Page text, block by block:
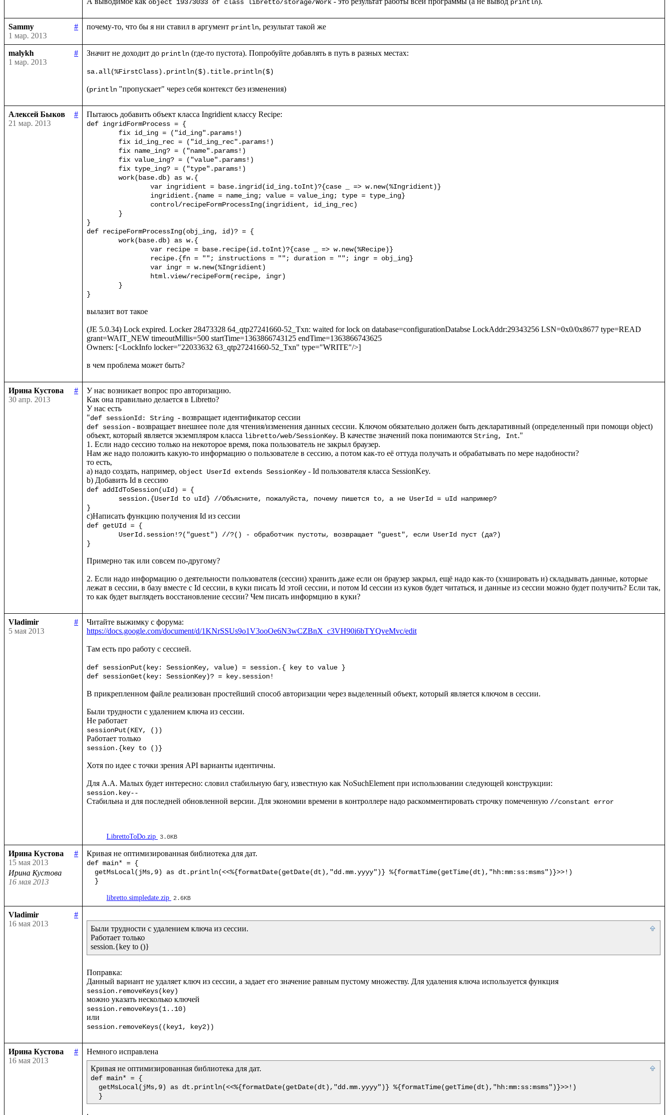
object 19373033 of class libretto/storage/Work println
Sammy
#
1 мар. 2013
почему-то, что бы я ни ставил в аргумент println
malykh
#
1 мар. 2013
Значит не доходит до println (где-то пустота). Попробуйте добавлять в путь в разных местах:
sa.all(%FirstClass).println($).title.println($)
(println
Алексей Быков
#
21 мар. 2013
def ingridFormProcess = {
}
def recipeFormProcessIng(obj_ing, id)? = {
вылазит вот такое
(JE 5.0.34) Lock expired. Locker 28473328 64_qtp27241660-52_Txn: waited for lock on database=configurationDatabse LockAddr:29343256 LSN=0x0/0x8677 type=READ
grant=WAIT_NEW timeoutMillis=500 startTime=1363866743125 endTime=1363866743625
Owners: [<LockInfo locker="22033632 63_qtp27241660-52_Txn" type="WRITE"/>]
Ирина Кустова
#
30 апр. 2013
У нас возникает вопрос про авторизацию.
Как она правильно делается в Libretto?
У нас есть
"def sessionId: String
def session - возвращает внешнее поле для чтения/изменения данных сессии. Ключом обязательно должен быть декларативный (определенный при помощи object)
объект, который является экземпляром класса libretto/web/SessionKey. В качестве значений пока понимаются String, Int."
1. Если надо сессию только на некоторое время, пока пользователь не закрыл браузер.
Нам же надо положить какую-то информацию о пользователе в сессию, а потом как-то её оттуда получать и обрабатывать по мере надобности?
то есть,
a) надо создать, например, object UserId extends SessionKey - Id пользователя класса SessionKey.
def addIdToSession(uId) = {
	session.{UserId to uId} //Объясните, пожалуйста, почему пишется
to, а не UserId = uId например?
}
def getUId = {
}
Примерно так или совсем по-другому?
2. Если надо информацию о деятельности пользователя (сессии) хранить даже если он браузер закрыл, ещё надо как-то (хэшировать и) складывать данные, которые
лежат в сессии, в базу вместе с Id сессии, в куки писать Id этой сессии, и потом Id сессии из куков будет читаться, и данные из сессии можно будет получить? Если так,
Vladimir
#
5 мая 2013
https://docs.google.com/document/d/1KNrSSUs9o1V3ooOe6N3wCZBnX_c3VH90i6bTYQveMvc/edit
Там есть про работу с сессией.
def sessionPut(key: SessionKey, value) = session.{ key to value }
def sessionGet(key: SessionKey)? = key.session!
В прикрепленном файле реализован простейший способ авторизации через выделенный объект, который является ключом в сессии.
Были трудности с удалением ключа из сессии.
sessionPut(KEY, ())
session.{key to ()}
Хотя по идее с точки зрения API варианты идентичны.
session.key--
Стабильна и для последней обновленной версии. Для экономии времени в контроллере надо раскомментировать строчку помеченную //constant error
LibrettoToDo.zip 3.0KB
Ирина Кустова
#
15 мая 2013
Ирина Кустова
16 мая 2013
def main* = {
  }
libretto.simpledate.zip 2.6KB
Vladimir
#
16 мая 2013
Были трудности с удалением ключа из сессии.
Работает только
Поправка:
session.removeKeys(key)
session.removeKeys(1..10)
session.removeKeys((key1, key2))
Ирина Кустова
#
16 мая 2013
def main* = {
  }